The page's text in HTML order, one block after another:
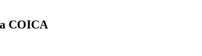
COICA